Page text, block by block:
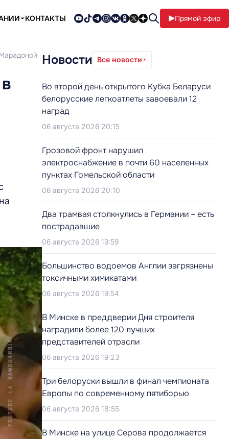
КОНТАКТЫ Прямой эфир
Новости Все новости
Во второй день открытого Кубка Беларуси
белорусские легкоатлеты завоевали 12
наград
06 августа 2026 20:15
Грозовой фронт нарушил
электроснабжение в почти 60 населенных
пунктах Гомельской области
06 августа 2026 20:10
Два трамвая столкнулись в Германии – есть
пострадавшие
06 августа 2026 19:59
Большинство водоемов Англии загрязнены
токсичными химикатами
06 августа 2026 19:54
В Минске в преддверии Дня строителя
наградили более 120 лучших
представителей отрасли
06 августа 2026 19:23
Три белоруски вышли в финал чемпионата
Европы по современному пятиборью
06 августа 2026 18:55
В Минске на улице Серова продолжается